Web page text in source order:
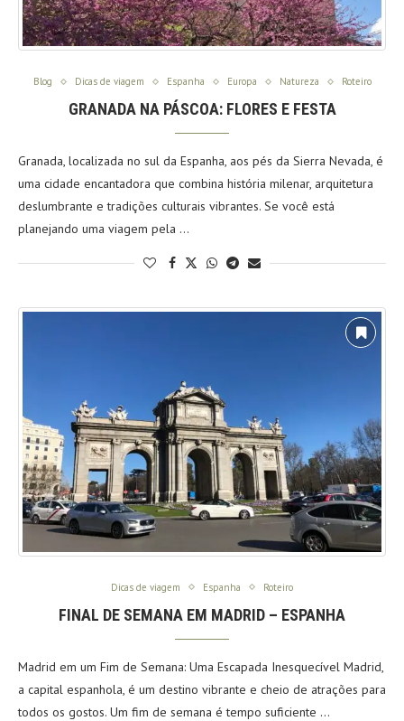
Blog Dicas de viagem Espanha Europa Natureza Roteiro
GRANADA NA PÁSCOA: FLORES E FESTA
Granada, localizada no sul da Espanha, aos pés da Sierra Nevada, é
uma cidade encantadora que combina história milenar, arquitetura
deslumbrante e tradições culturais vibrantes. Se você está
planejando uma viagem pela …
Dicas de viagem Espanha Roteiro
FINAL DE SEMANA EM MADRID – ESPANHA
Madrid em um Fim de Semana: Uma Escapada Inesquecível Madrid,
a capital espanhola, é um destino vibrante e cheio de atrações para
todos os gostos. Um fim de semana é tempo suficiente …